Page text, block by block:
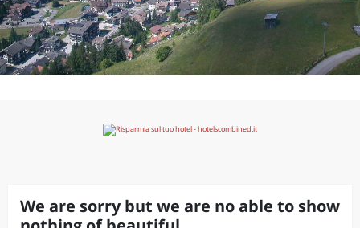
We are sorry but we are no able to show